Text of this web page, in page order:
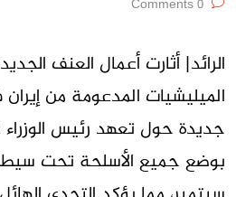
الرائد| أثارت أعمال العنف
الميليشيات المدعومة من
جديدة حول تعهد رئيس
بوضع جميع الأسلحة تحت